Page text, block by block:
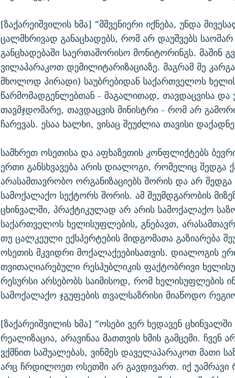
[ზაქარეიშვილის ხმა] “მშვენიერი იქნება, უნდა
ცალმხრივად განაცხადებს, რომ არ დაუშვებს საომარ
განცხადებაში საერთაშორისო მონიტორინგს. მაშინ
ვილაპარაკოთ დემილიტარიზაციაზე. მაგრამ მე
მხოლოდ პირადი) საუბრებიდან საქართველოს
წარმომადგენლებთან - მაგალითად, თავდაცვისა და
თავმჯდომარე, თავდაცვის მინისტრი - რომ არ
ჩარევას. ესაა ხალხი, ვისაც შეუძლია თავისი
სამხრეთ ოსეთისა და აფხაზეთის კონფლიქტებს
ერთი განსხვავება არის დიალოგი, რომელიც
არასამთავრობო ორგანიზაციებს შორის და არ
სამოქალაქო სექტორს შორის. ამ შეუმდგარობის
ცხინვალში, პრაქტიკულად არ არის სამოქალაქო
საქართველოს ხელისუფლების, გნებავთ,
თუ ცალკეული ექსპერტების მიდგომათა გაზიარება
ოსეთის მკვიდრი მოქალაქეებისათვის. დიალოგის
თვითაღიარებული რესპუბლიკის ფაქტობრივი
რესურსი არსებობს საიმისოდ, რომ ხელისუფლების
სამოქალაქო ჯგუფების თვალსაზრისი მიაწოდო
[ზაქარეიშვილის ხმა] “ოსები ვერ ხედავენ
რეალიზაცია, არავინაა მათთვის ხმის გამცემი. ჩვენ
ვქმნით საშუალებას, ვინმეს დაველაპარაკოთ მათი
არც ჩრდილოეთ ოსეთში არ გავდივართ. იქ